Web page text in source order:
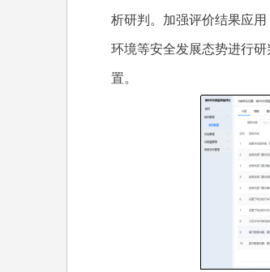
析研判。加强评价结果应
环境等安全发展态势进行
置。